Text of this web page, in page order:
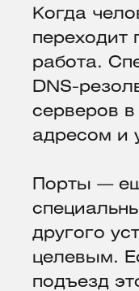
Когда
переходит
работа.
DNS-
серверов
адресом и
Порты —
другого
целевым.
подъезд